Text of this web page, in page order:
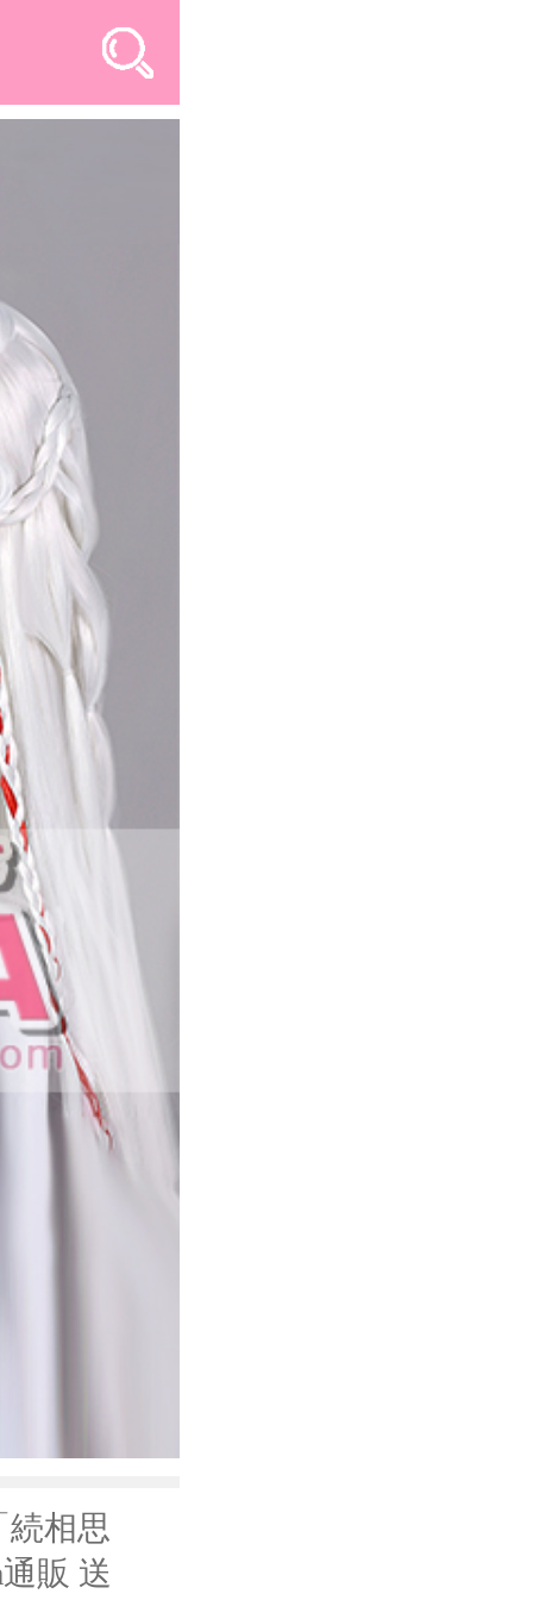
相思
販 送